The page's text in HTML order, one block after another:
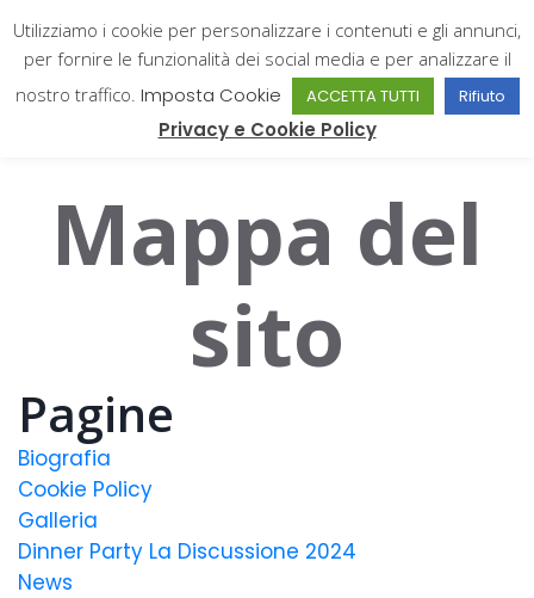
Giampiero Catone
Mappa del
sito
Pagine
Biografia
Cookie Policy
Galleria
Dinner Party La Discussione 2024
News
Utilizziamo i cookie per personalizzare i contenuti e gli annunci,
per fornire le funzionalità dei social media e per analizzare il
nostro traffico. Imposta Cookie ACCETTA TUTTI Rifiuto
Privacy e Cookie Policy